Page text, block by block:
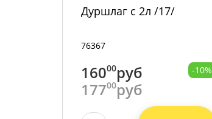
Дуршлаг с 2л /17/
76367
16000руб
17700руб
-10%